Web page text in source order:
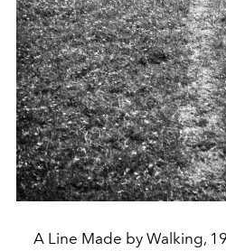
A Line Made by Walking,